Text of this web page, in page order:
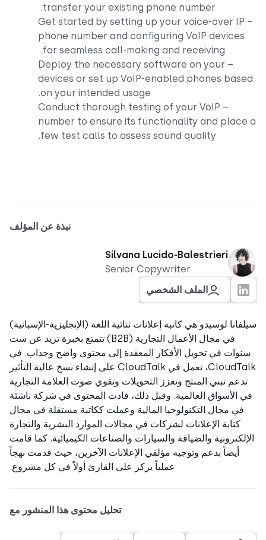
transfer your existing phone number.
– Get started by setting up your voice-over IP
phone number and configuring VoIP devices
for seamless call-making and receiving.
– Deploy the necessary software on your
devices or set up VoIP-enabled phones
on your intended usage.
– Conduct thorough testing of your VoIP
number to ensure its functionality and
few test calls to assess sound quality.
نبذة عن المؤلف
Silvana Lucido-Balestrieri
Senior Copywriter
الملف الشخصي
لوسيدو هي كاتبة إعلانات ثنائية اللغة (الإنجليزية-الإسبانية)
في مجال الأعمال التجارية (B2B) تتمتع بخبرة تزيد عن ست
في تحويل الأفكار المعقدة إلى محتوى واضح وجذاب. في
CloudTalk، تعمل في CloudTalk على إنشاء نسخ عالية التأثير
تدعم تبني المنتج وتعزز التحويلات وتقوي صوت العلامة التجارية
الأسواق العالمية. وقبل ذلك، قادت المحتوى في شركة ناشئة
في مجال التكنولوجيا المالية وعملت ككاتبة مستقلة في مجال
كتابة الإعلانات لشركات في مجالات الموارد البشرية والتجارة
والضيافة والسيارات والصناعات الكيميائية. كما قامت
أيضاً بدعم وتوجيه مؤلفي الإعلانات الآخرين، حيث قدمت نهجاً
عملياً يركز على القارئ أولاً في كل مشروع.
تحليل محتوى هذا المنشور مع